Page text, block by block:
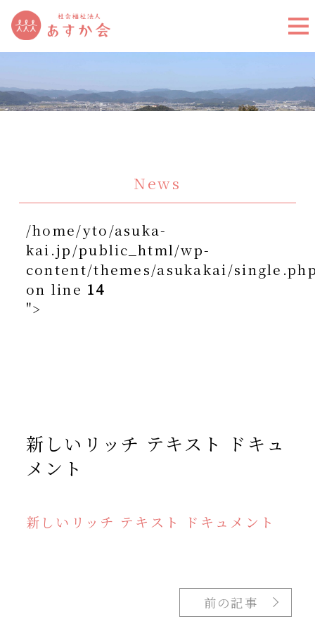
News
/home/yto/asuka-
kai.jp/public_html/wp-
content/themes/asukakai/
on line 14
">
新しいリッチ テキスト ドキュ
メント
新しいリッチ テキスト ドキュメント
前の記事